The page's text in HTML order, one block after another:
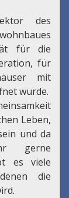
des
für die
für
mit
wurde.
Leben,
und da
gerne
es viele
die